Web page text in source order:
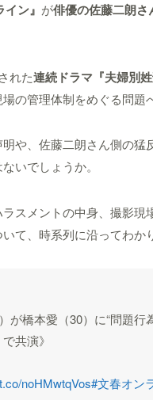
イン』 が俳優の佐藤二朗さ
れた連続ドラマ『夫婦別
の管理体制をめぐる問題
や、佐藤二朗さん側の
いでしょうか。
スメントの中身、撮影
て、時系列に沿ってわか
が橋本愛（30）に“問題
共演》
noHMwtqVos#文春オン